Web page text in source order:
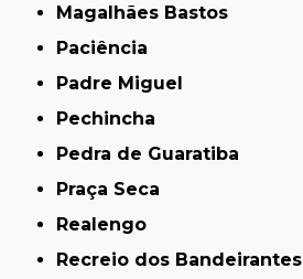
Magalhães Bastos
Paciência
Padre Miguel
Pechincha
Pedra de Guaratiba
Praça Seca
Realengo
Recreio dos Bandeirantes